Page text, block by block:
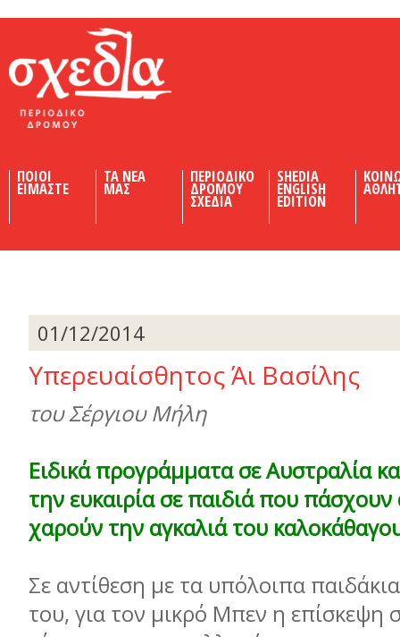
ΠΟΙΟΙ
ΕΙΜΑΣΤΕ
ΤΑ ΝΕΑ
ΜΑΣ
ΠΕΡΙΟΔΙΚΟ
ΔΡΟΜΟΥ
ΣΧΕΔΙΑ
SHEDIA
ENGLISH
EDITION
01/12/2014
Υπερευαίσθητος Άι Βασίλης
του Σέργιου Μήλη
Ειδικά προγράµµατα σε Αυστραλία
την ευκαιρία σε παιδιά που
χαρούν την αγκαλιά του
Σε αντίθεση µε τα υπόλοιπα
του, για τον µικρό Μπεν η επίσκεψη